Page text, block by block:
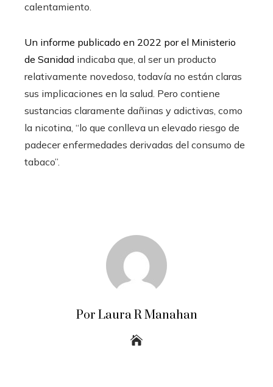
calentamiento.
Un informe publicado en 2022 por el Ministerio
de Sanidad indicaba que, al ser un producto
relativamente novedoso, todavía no están claras
sus implicaciones en la salud. Pero contiene
sustancias claramente dañinas y adictivas, como
la nicotina, “lo que conlleva un elevado riesgo de
padecer enfermedades derivadas del consumo de
tabaco”.
Por Laura R Manahan